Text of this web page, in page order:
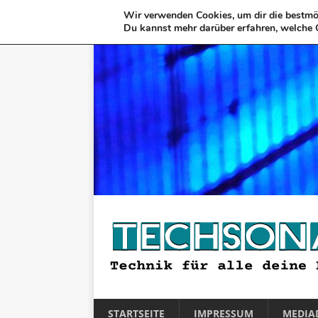
STARTSEITE IMPRESSUM
Wir verwenden Cookies, um dir die
Du kannst mehr darüber erfahren,